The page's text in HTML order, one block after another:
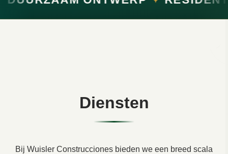
Diensten
Bij Wuisler Construcciones bieden we een breed scala